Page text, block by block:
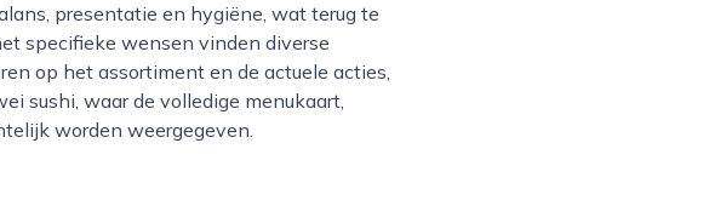
presentatie en hygiëne, wat terug te
specifieke wensen vinden diverse
op het assortiment en de actuele acties,
sushi, waar de volledige menukaart,
worden weergegeven.